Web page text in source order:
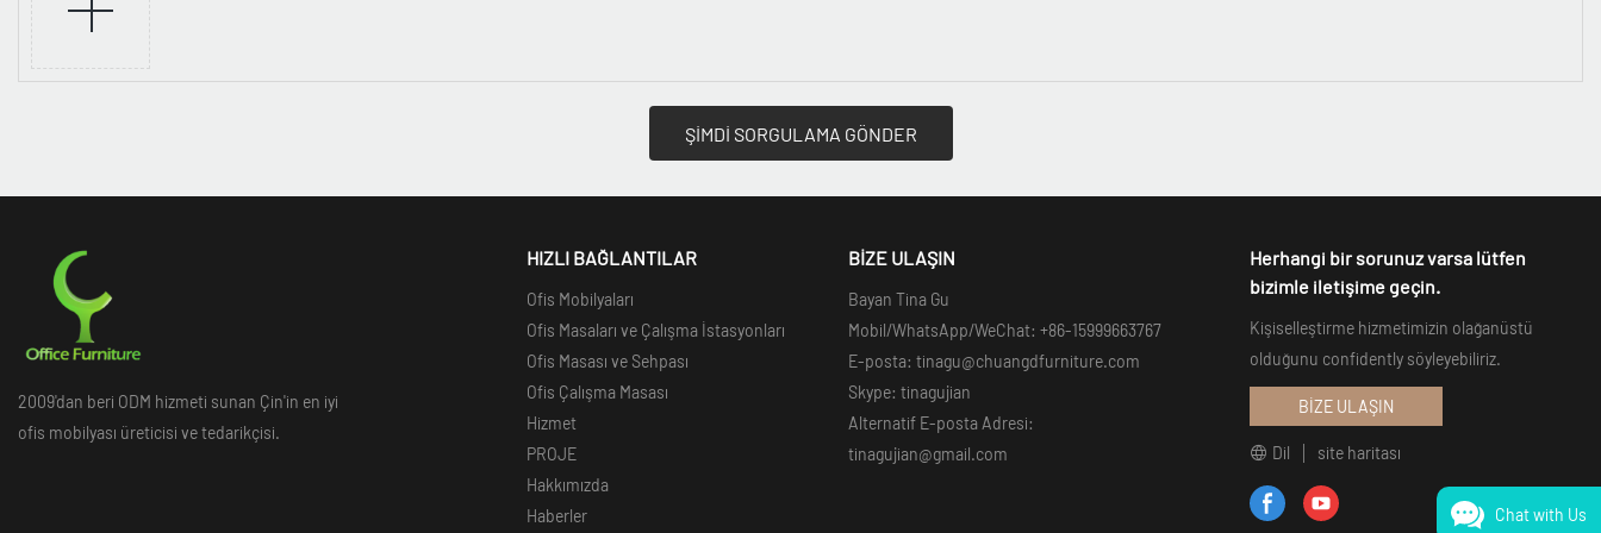
ŞİMDİ SORGULAMA GÖNDER
2009'dan beri ODM hizmeti sunan Çin'in en iyi
ofis mobilyası üreticisi ve tedarikçisi.
HIZLI BAĞLANTILAR
Ofis Mobilyaları
Ofis Masaları ve Çalışma İstasyonları
Ofis Masası ve Sehpası
Ofis Çalışma Masası
Hizmet
PROJE
Hakkımızda
Haberler
BİZE ULAŞIN
Bayan Tina Gu
Mobil/WhatsApp/WeChat: +86-15999663767
E-posta: tinagu@chuangdfurniture.com
Skype: tinagujian
Alternatif E-posta Adresi:
tinagujian@gmail.com
Herhangi bir sorunuz varsa lütfen
bizimle iletişime geçin.
Kişiselleştirme hizmetimizin olağanüstü
olduğunu confidently söyleyebiliriz.
BİZE ULAŞIN
Dil site haritası
Chat with Us